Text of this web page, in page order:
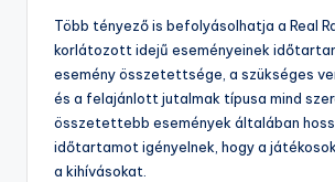
Több tényező is befolyásolhatja a Real
korlátozott idejű eseményeinek
esemény összetettsége, a szükséges
és a felajánlott jutalmak típusa mind
összetettebb események általában
időtartamot igényelnek, hogy a
a kihívásokat.